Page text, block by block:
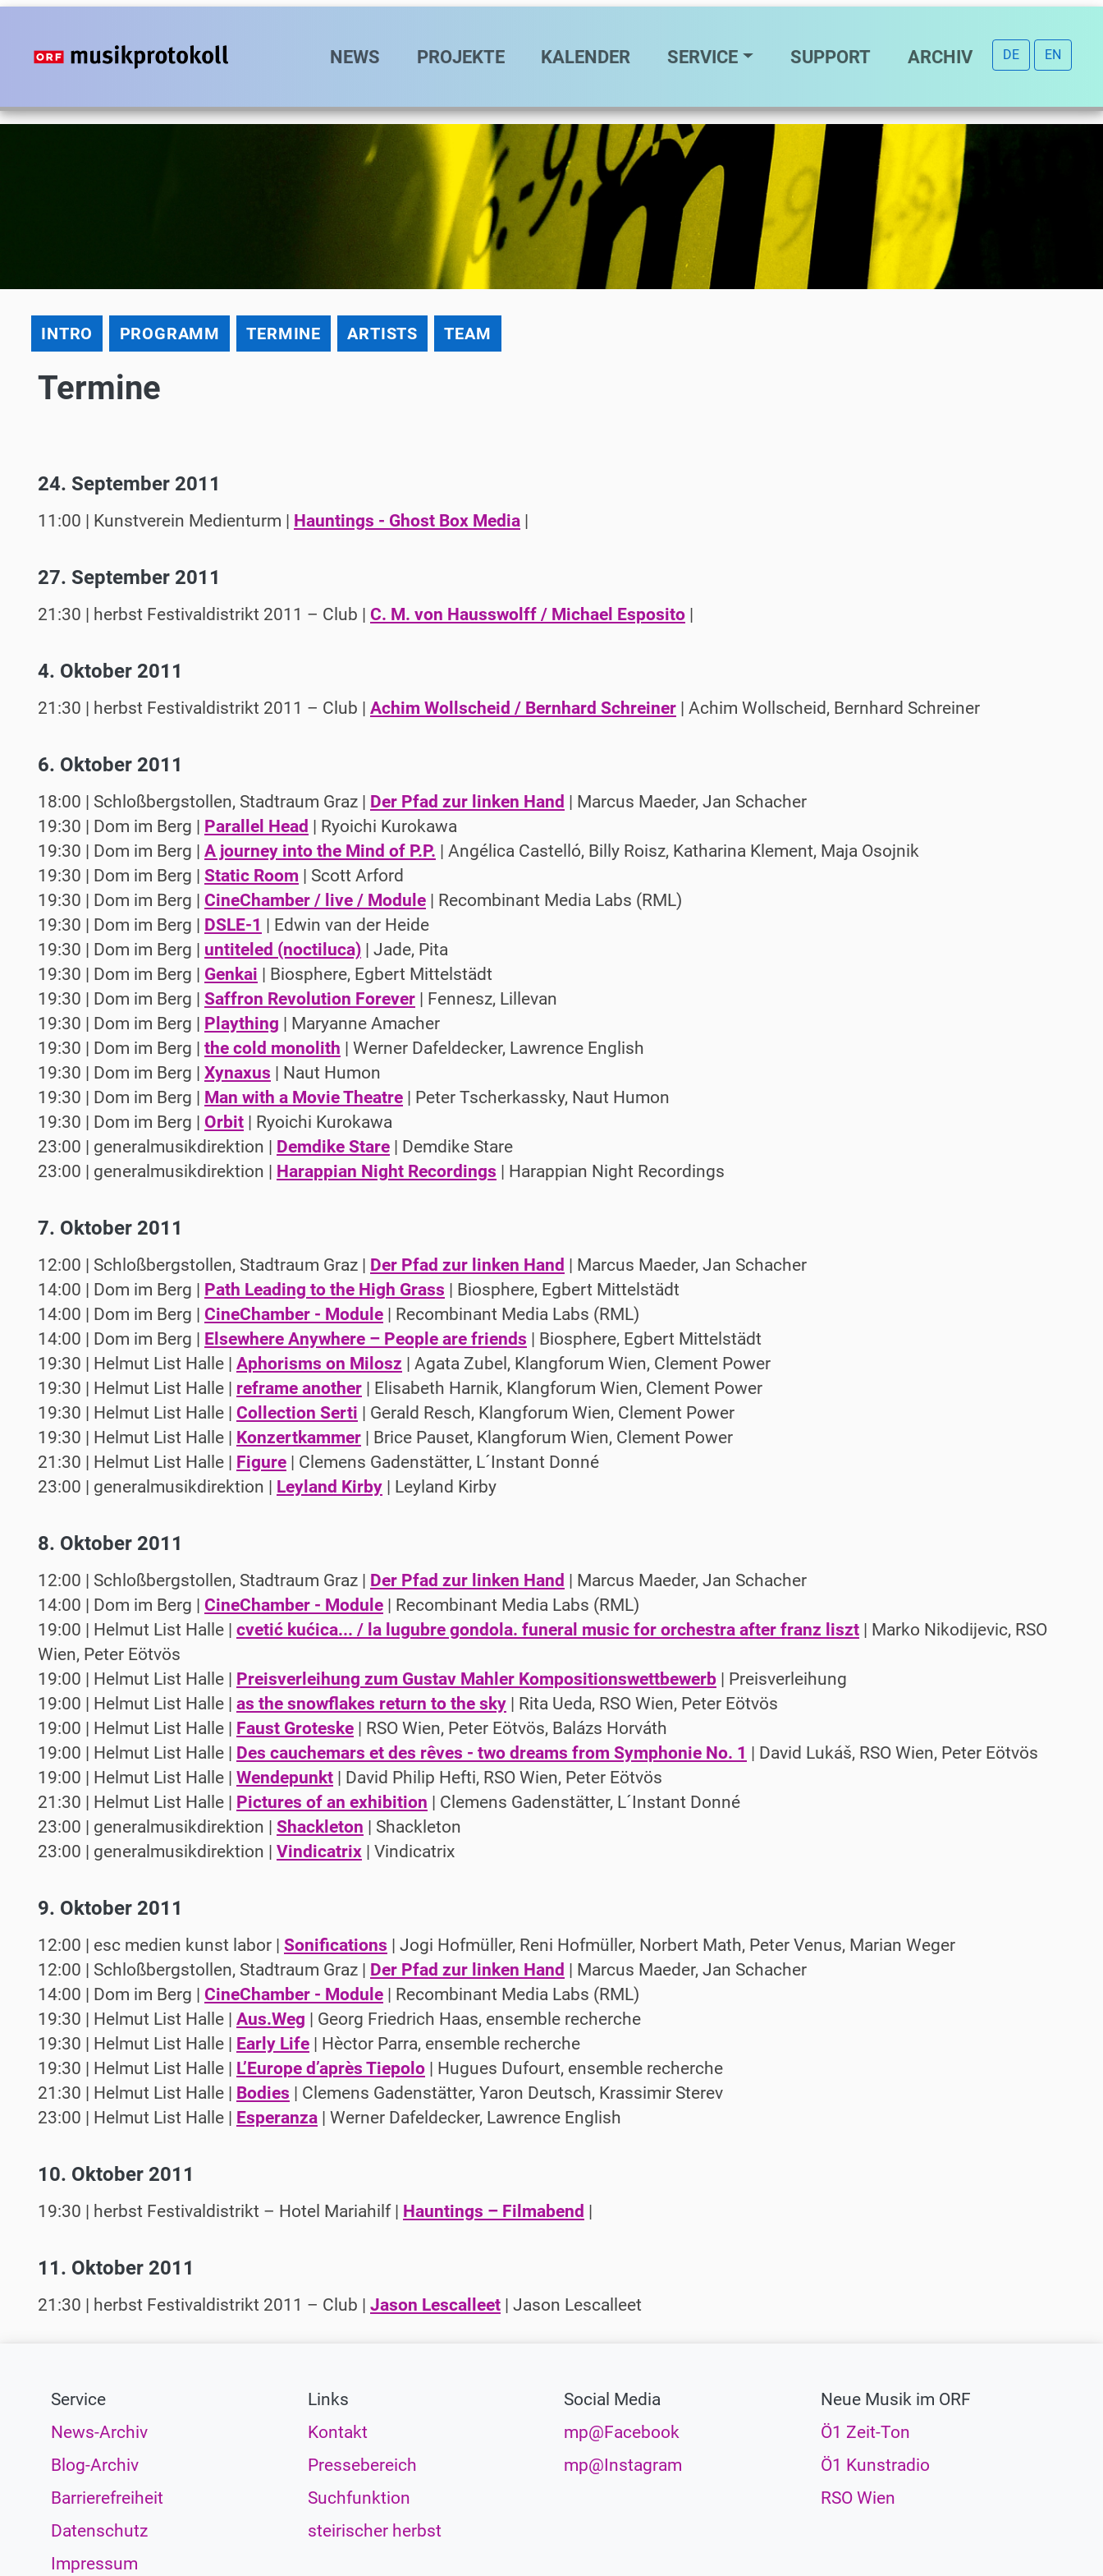
Direkt
Inhalt
Hauptnavigation
NEWS PROJEKTE KALENDER SERVICE SUPPORT ARCHIV DE EN
INTRO
PROGRAMM TERMINE ARTISTS TEAM
Termine
24. September 2011
11:00 | Kunstverein Medienturm | Hauntings - Ghost Box Media |
27. September 2011
21:30 | herbst Festivaldistrikt 2011 – Club | C. M. von Hausswolff / Michael Esposito |
4. Oktober 2011
21:30 | herbst Festivaldistrikt 2011 – Club | Achim Wollscheid / Bernhard Schreiner | Achim Wollscheid, Bernhard Schreiner
6. Oktober 2011
18:00 | Schloßbergstollen, Stadtraum Graz | Der Pfad zur linken Hand | Marcus Maeder, Jan Schacher
19:30 | Dom im Berg | Parallel Head | Ryoichi Kurokawa
19:30 | Dom im Berg | A journey into the Mind of P.P. | Angélica Castelló, Billy Roisz, Katharina Klement, Maja Osojnik
19:30 | Dom im Berg | Static Room | Scott Arford
19:30 | Dom im Berg | CineChamber / live / Module | Recombinant Media Labs (RML)
19:30 | Dom im Berg | DSLE-1 | Edwin van der Heide
19:30 | Dom im Berg | untiteled (noctiluca) | Jade, Pita
19:30 | Dom im Berg | Genkai | Biosphere, Egbert Mittelstädt
19:30 | Dom im Berg | Saffron Revolution Forever | Fennesz, Lillevan
19:30 | Dom im Berg | Plaything | Maryanne Amacher
19:30 | Dom im Berg | the cold monolith | Werner Dafeldecker, Lawrence English
19:30 | Dom im Berg | Xynaxus | Naut Humon
19:30 | Dom im Berg | Man with a Movie Theatre | Peter Tscherkassky, Naut Humon
19:30 | Dom im Berg | Orbit | Ryoichi Kurokawa
23:00 | generalmusikdirektion | Demdike Stare | Demdike Stare
23:00 | generalmusikdirektion | Harappian Night Recordings | Harappian Night Recordings
7. Oktober 2011
12:00 | Schloßbergstollen, Stadtraum Graz | Der Pfad zur linken Hand | Marcus Maeder, Jan Schacher
14:00 | Dom im Berg | Path Leading to the High Grass | Biosphere, Egbert Mittelstädt
14:00 | Dom im Berg | CineChamber - Module | Recombinant Media Labs (RML)
14:00 | Dom im Berg | Elsewhere Anywhere – People are friends | Biosphere, Egbert Mittelstädt
19:30 | Helmut List Halle | Aphorisms on Milosz | Agata Zubel, Klangforum Wien, Clement Power
19:30 | Helmut List Halle | reframe another | Elisabeth Harnik, Klangforum Wien, Clement Power
19:30 | Helmut List Halle | Collection Serti | Gerald Resch, Klangforum Wien, Clement Power
19:30 | Helmut List Halle | Konzertkammer | Brice Pauset, Klangforum Wien, Clement Power
21:30 | Helmut List Halle | Figure | Clemens Gadenstätter, L´Instant Donné
23:00 | generalmusikdirektion | Leyland Kirby | Leyland Kirby
8. Oktober 2011
12:00 | Schloßbergstollen, Stadtraum Graz | Der Pfad zur linken Hand | Marcus Maeder, Jan Schacher
14:00 | Dom im Berg | CineChamber - Module | Recombinant Media Labs (RML)
19:00 | Helmut List Halle | cvetić kućica... / la lugubre gondola. funeral music for orchestra after franz liszt | Marko Nikodijevic, RSO
Wien, Peter Eötvös
19:00 | Helmut List Halle | Preisverleihung zum Gustav Mahler Kompositionswettbewerb | Preisverleihung
19:00 | Helmut List Halle | as the snowflakes return to the sky | Rita Ueda, RSO Wien, Peter Eötvös
19:00 | Helmut List Halle | Faust Groteske | RSO Wien, Peter Eötvös, Balázs Horváth
19:00 | Helmut List Halle | Des cauchemars et des rêves - two dreams from Symphonie No. 1 | David Lukáš, RSO Wien, Peter Eötvös
19:00 | Helmut List Halle | Wendepunkt | David Philip Hefti, RSO Wien, Peter Eötvös
21:30 | Helmut List Halle | Pictures of an exhibition | Clemens Gadenstätter, L´Instant Donné
23:00 | generalmusikdirektion | Shackleton | Shackleton
23:00 | generalmusikdirektion | Vindicatrix | Vindicatrix
9. Oktober 2011
12:00 | esc medien kunst labor | Sonifications | Jogi Hofmüller, Reni Hofmüller, Norbert Math, Peter Venus, Marian Weger
12:00 | Schloßbergstollen, Stadtraum Graz | Der Pfad zur linken Hand | Marcus Maeder, Jan Schacher
14:00 | Dom im Berg | CineChamber - Module | Recombinant Media Labs (RML)
19:30 | Helmut List Halle | Aus.Weg | Georg Friedrich Haas, ensemble recherche
19:30 | Helmut List Halle | Early Life | Hèctor Parra, ensemble recherche
19:30 | Helmut List Halle | L’Europe d’après Tiepolo | Hugues Dufourt, ensemble recherche
21:30 | Helmut List Halle | Bodies | Clemens Gadenstätter, Yaron Deutsch, Krassimir Sterev
23:00 | Helmut List Halle | Esperanza | Werner Dafeldecker, Lawrence English
10. Oktober 2011
19:30 | herbst Festivaldistrikt – Hotel Mariahilf | Hauntings – Filmabend |
11. Oktober 2011
21:30 | herbst Festivaldistrikt 2011 – Club | Jason Lescalleet | Jason Lescalleet
Service
News-Archiv
Blog-Archiv
Barrierefreiheit
Datenschutz
Impressum
Links
Kontakt
Pressebereich
Suchfunktion
steirischer herbst
Social Media
mp@Facebook
mp@Instagram
Neue Musik im ORF
Ö1 Zeit-Ton
Ö1 Kunstradio
RSO Wien